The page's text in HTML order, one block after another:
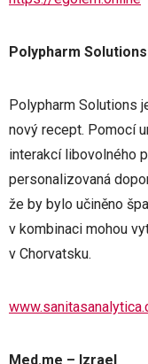
Polypharm
Polypharm Solutions
nový recept. Pomocí
interakcí libovolného
personalizovaná
že by bylo učiněno
v kombinaci mohou
v Chorvatsku.
Med.me – Izrael